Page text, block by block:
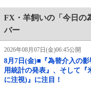
FX・羊飼いの「今日の
バー
2026年08月07日(金)06:45公開
8月7日(金)■『為替介入の
用統計の発表』、そして『
に注視)』に注目！